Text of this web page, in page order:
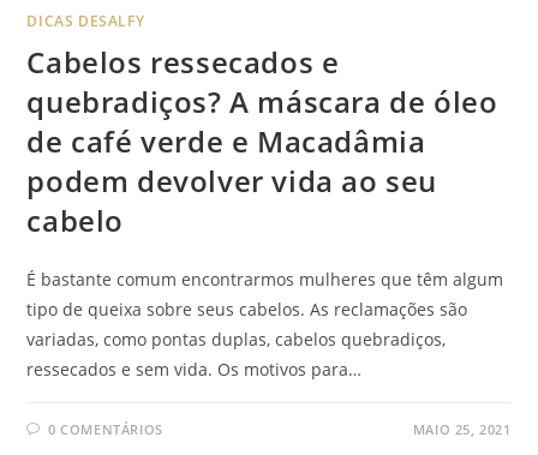
DICAS DESALFY
Cabelos ressecados e
quebradiços? A máscara de óleo
de café verde e Macadâmia
podem devolver vida ao seu
cabelo
É bastante comum encontrarmos mulheres que têm algum
tipo de queixa sobre seus cabelos. As reclamações são
variadas, como pontas duplas, cabelos quebradiços,
ressecados e sem vida. Os motivos para…
0 COMENTÁRIOS MAIO 25, 2021